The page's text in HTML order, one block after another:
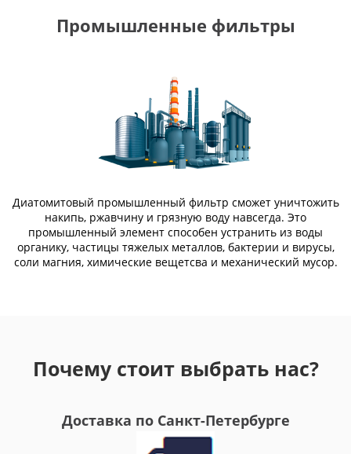
Промышленные фильтры
Диатомитовый промышленный фильтр сможет уничтожить
накипь, ржавчину и грязную воду навсегда. Это
промышленный элемент способен устранить из воды
органику, частицы тяжелых металлов, бактерии и вирусы,
соли магния, химические вещетсва и механический мусор.
Почему стоит выбрать нас?
Доставка по Санкт-Петербурге